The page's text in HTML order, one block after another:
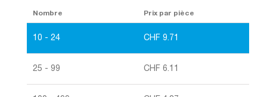
Nombre Prix par pièce
10 - 24 CHF 9.71
25 - 99 CHF 6.11